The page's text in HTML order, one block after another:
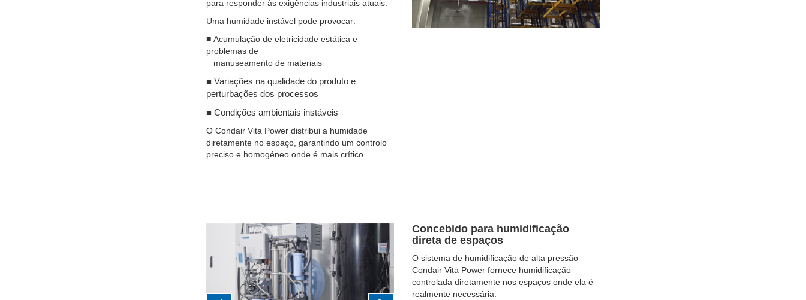
para responder às exigências industriais atuais.
Uma humidade instável pode provocar:
■ Acumulação de eletricidade estática e
problemas de
manuseamento de materiais
■ Variações na qualidade do produto e
perturbações dos processos
■ Condições ambientais instáveis
O Condair Vita Power distribui a humidade
diretamente no espaço, garantindo um controlo
preciso e homogéneo onde é mais crítico.
Previous Next
Concebido para humidificação
direta de espaços
O sistema de humidificação de alta pressão
Condair Vita Power fornece humidificação
controlada diretamente nos espaços onde ela é
realmente necessária.